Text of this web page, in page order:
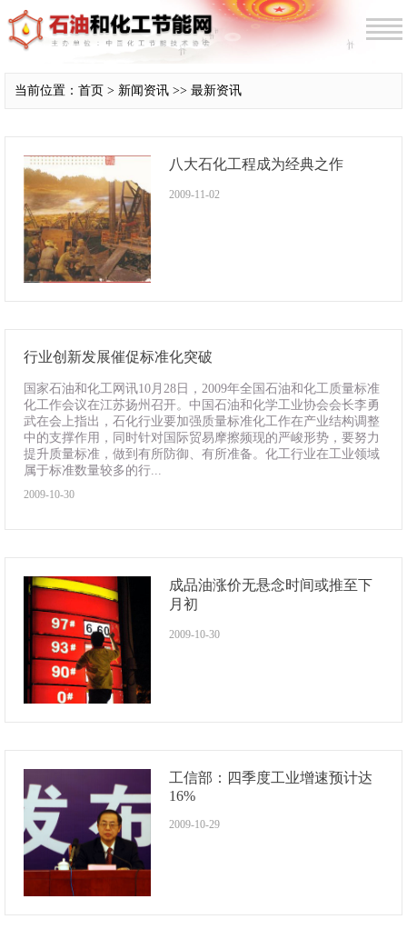
当前位置：首页 > 新闻资讯 >> 最新资讯
八大石化工程成为经典之作
2009-11-02
行业创新发展催促标准化突破
国家石油和化工网讯10月28日，2009年全国石油和化工质量标准
化工作会议在江苏扬州召开。中国石油和化学工业协会会长李勇
武在会上指出，石化行业要加强质量标准化工作在产业结构调整
中的支撑作用，同时针对国际贸易摩擦频现的严峻形势，要努力
提升质量标准，做到有所防御、有所准备。化工行业在工业领域
属于标准数量较多的行...
2009-10-30
成品油涨价无悬念时间或推至下
月初
2009-10-30
工信部：四季度工业增速预计达
16%
2009-10-29